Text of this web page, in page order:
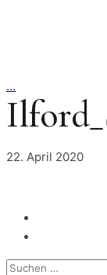
…
22. April 2020
Suchen